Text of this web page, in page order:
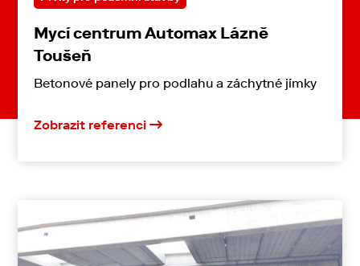
Mycí centrum Automax Lázně
Toušeň
Betonové panely pro podlahu a záchytné jímky
Zobrazit referenci